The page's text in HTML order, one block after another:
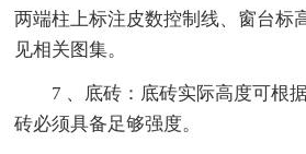
两端柱上标注皮数控制线、窗台标
见相关图集。
7 、底砖：底砖实际高度可根据
砖必须具备足够强度。